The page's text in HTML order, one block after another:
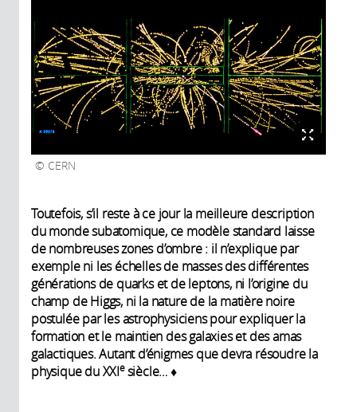
CERN
Toutefois, s’il reste à ce jour la meilleure description
du monde subatomique, ce modèle standard laisse
de nombreuses zones d’ombre : il n’explique par
exemple ni les échelles de masses des différentes
générations de quarks et de leptons, ni l’origine du
champ de Higgs, ni la nature de la matière noire
postulée par les astrophysiciens pour expliquer la
formation et le maintien des galaxies et des amas
galactiques. Autant d’énigmes que devra résoudre la
physique du XXIesiècle… ♦